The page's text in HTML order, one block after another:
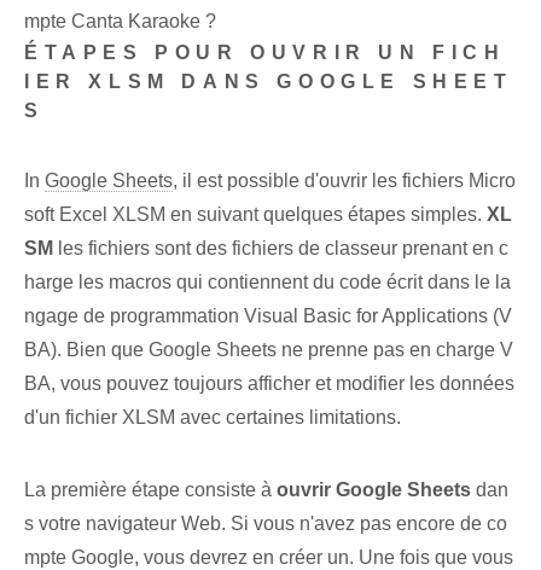
mpte Canta Karaoke ?
ÉTAPES POUR OUVRIR UN FICH
IER XLSM DANS GOOGLE SHEET
S
In Google Sheets, il est possible d'ouvrir les fichiers Micro
soft Excel XLSM en suivant quelques étapes simples. XL
SM les fichiers sont des fichiers de classeur prenant en c
harge les macros qui contiennent du code écrit dans le la
ngage de programmation Visual ⁢Basic for Applications (V
BA). Bien que Google Sheets ne prenne pas en charge V
BA, vous pouvez toujours afficher et modifier les données
d'un fichier XLSM avec certaines limitations.
La première étape consiste à ouvrir Google Sheets dan
s votre navigateur Web‍. Si vous n'avez pas encore de co
mpte Google, vous devrez en créer un. Une fois⁣ que vous